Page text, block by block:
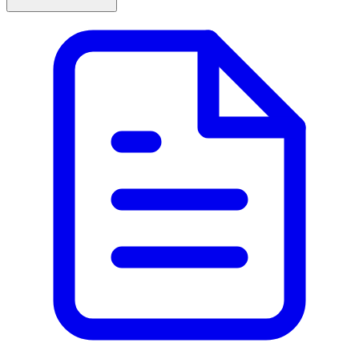
förbättras inom 3 dagar vid feber och 5 dagar vid smärta.
- Panodil ska inte användas för långvarigt bruk annat än
på läkares ordination.
- Pulvret löses i en stor kopp kokande vatten. Lösningen
har en mörkröd färg och smak av svart vinbär och
mentol. Vätskan dricks när den har nått lämplig
- Panodil kan användas under amning och graviditet men
använd då lägsta möjliga dos och tala med läkare vid mer
apotekspersonal innan anvädning.
innehållsämnen är sackaros 2 g, aspartam 50 mg,